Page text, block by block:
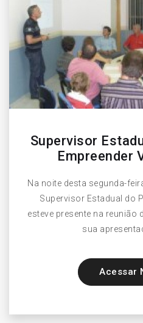
Supervisor
Empreender
Na noite desta segunda-
Supervisor Estadual do
esteve presente na reunião
sua
Acessar